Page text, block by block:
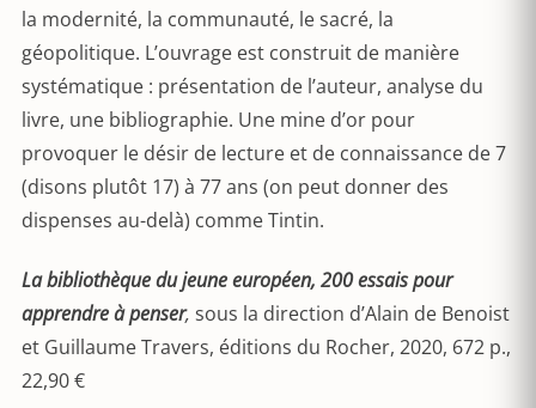
la modernité, la communauté, le sacré, la
géopolitique. L’ouvrage est construit de manière
systématique : présentation de l’auteur, analyse du
livre, une bibliographie. Une mine d’or pour
provoquer le désir de lecture et de connaissance de 7
(disons plutôt 17) à 77 ans (on peut donner des
dispenses au-delà) comme Tintin.
La bibliothèque du jeune européen, 200 essais pour
apprendre à penser, sous la direction d’Alain de Benoist
et Guillaume Travers, éditions du Rocher, 2020, 672 p.,
22,90 €